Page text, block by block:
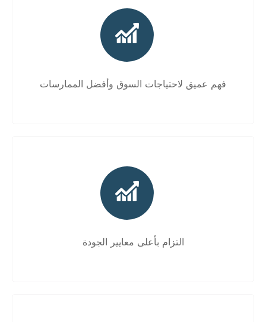
فهم عميق لاحتياجات السوق وأفضل الممارسات
التزام بأعلى معايير الجودة